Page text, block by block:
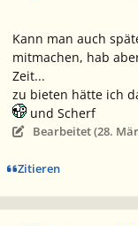
Kann man auch
mitmachen, hab
Zeit...
zu bieten hätte ich
und Scherf
Bearbeitet (28.
Zitieren